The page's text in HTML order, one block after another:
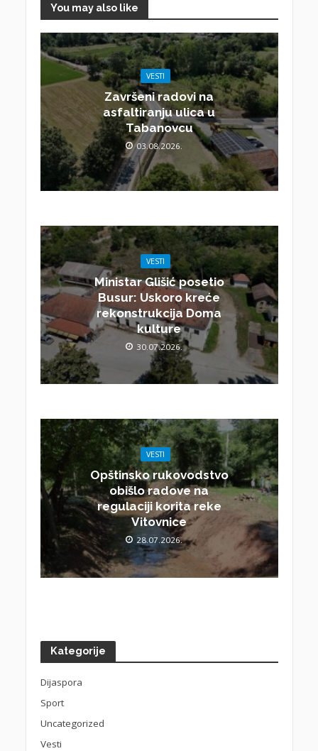
You may also like
VESTI
Završeni radovi na
asfaltiranju ulica u
Tabanovcu
03.08.2026.
VESTI
Ministar Glišić posetio
Busur: Uskoro kreće
rekonstrukcija Doma
kulture
30.07.2026.
VESTI
Opštinsko rukovodstvo
obišlo radove na
regulaciji korita reke
Vitovnice
28.07.2026.
Kategorije
Dijaspora
Sport
Uncategorized
Vesti